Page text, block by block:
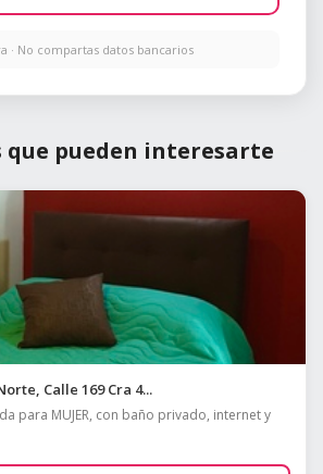
· No compartas datos bancarios
que pueden interesarte
Calle 169 Cra 4...
para MUJER, con baño privado, internet y